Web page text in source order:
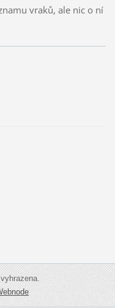
vraků, ale nic o ní